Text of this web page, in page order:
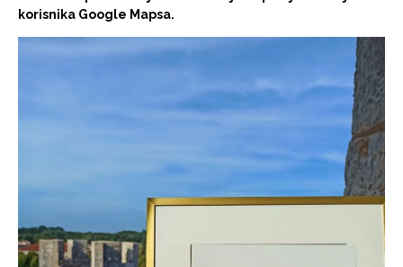
korisnika Google Mapsa.